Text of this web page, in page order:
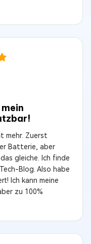
mehr. Zuerst
Batterie, aber
gleiche. Ich finde
Blog. Also habe
Ich kann meine
zu 100%